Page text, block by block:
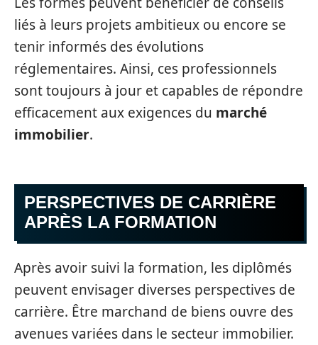
liés à leurs projets ambitieux ou encore se
tenir informés des évolutions
réglementaires. Ainsi, ces professionnels
sont toujours à jour et capables de répondre
efficacement aux exigences du marché
immobilier.
PERSPECTIVES DE CARRIÈRE
APRÈS LA FORMATION
Après avoir suivi la formation, les diplômés
peuvent envisager diverses perspectives de
carrière. Être marchand de biens ouvre des
avenues variées dans le secteur immobilier.